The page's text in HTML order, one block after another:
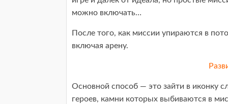
можно включать…
После того, как миссии упираются в
включая арену.
Основной способ — это зайти в иконку
героев, камни которых выбиваются в